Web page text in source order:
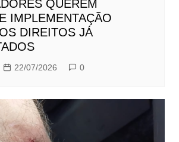
QUEREM
IMPLEMENTAÇÃO
DIREITOS JÁ
22/07/2026 0